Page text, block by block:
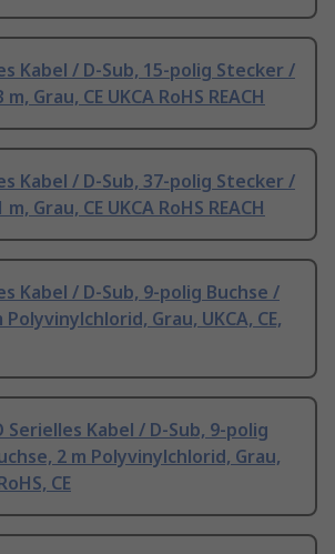
Kabel / D-Sub, 15-polig Stecker /
Grau, CE UKCA RoHS REACH
Kabel / D-Sub, 37-polig Stecker /
Grau, CE UKCA RoHS REACH
Kabel / D-Sub, 9-polig Buchse /
Polyvinylchlorid, Grau, UKCA, CE,
Serielles Kabel / D-Sub, 9-polig
2 m Polyvinylchlorid, Grau,
CE